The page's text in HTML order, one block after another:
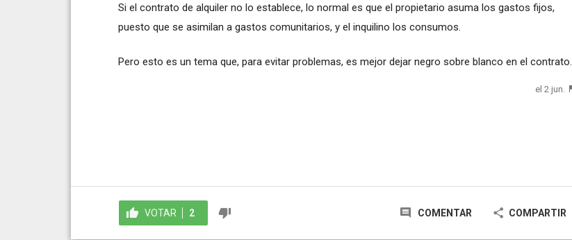
Si el contrato de alquiler no lo establece, lo normal es que el propietario asuma los gastos fijos,
puesto que se asimilan a gastos comunitarios, y el inquilino los consumos.
Pero esto es un tema que, para evitar problemas, es mejor dejar negro sobre blanco en el contrato.
el 2 jun.
VOTAR 2 COMENTAR COMPARTIR